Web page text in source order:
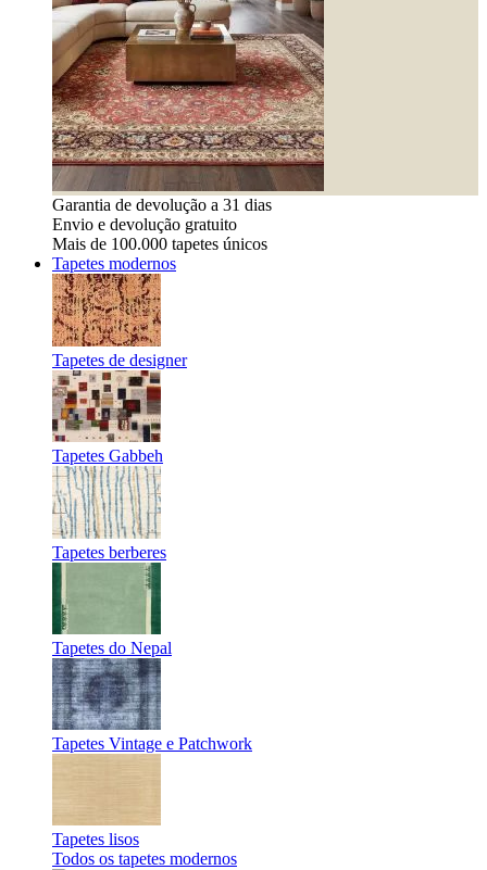
Garantia de devolução a 31 dias
Envio e devolução gratuito
Mais de 100.000 tapetes únicos
Tapetes modernos
Tapetes de designer
Tapetes Gabbeh
Tapetes berberes
Tapetes do Nepal
Tapetes Vintage e Patchwork
Tapetes lisos
Todos os tapetes modernos